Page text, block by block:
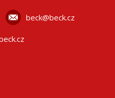
beck@beck.cz